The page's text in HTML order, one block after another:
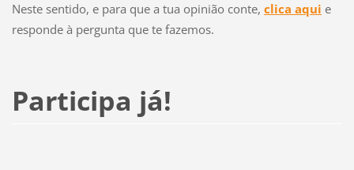
Neste sentido, e para que a tua opinião conte, clica aqui e
responde à pergunta que te fazemos.
Participa já!